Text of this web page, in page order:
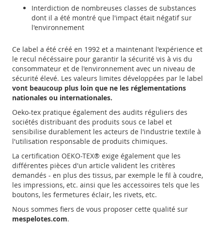
Interdiction de nombreuses classes de substances
dont il a été montré que l'impact était négatif sur
l'environnement
Ce label a été créé en 1992 et a maintenant l'expérience et
le recul nécéssaire pour garantir la sécurité vis à vis du
consommateur et de l'environnement avec un niveau de
sécurité élevé. Les valeurs limites développées par le label
vont beaucoup plus loin que ne les réglementations
nationales ou internationales.
Oeko-tex pratique également des audits réguliers des
sociétés distribuant des produits sous ce label et
sensibilise durablement les acteurs de l'industrie textile à
l'utilisation responsable de produits chimiques.
La certification OEKO-TEX® exige également que les
différentes pièces d'un article valident les critères
demandés - en plus des tissus, par exemple le fil à coudre,
les impressions, etc. ainsi que les accessoires tels que les
boutons, les fermetures éclair, les rivets, etc.
Nous sommes fiers de vous proposer cette qualité sur
mespelotes.com.